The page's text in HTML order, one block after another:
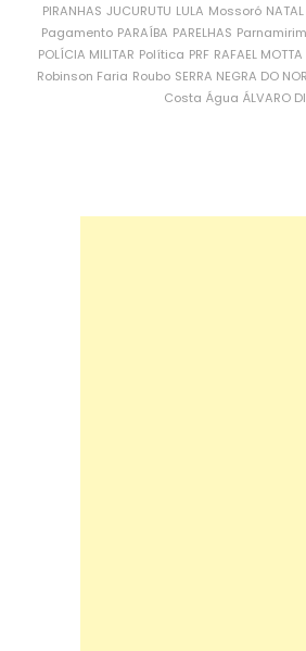
PIRANHAS JUCURUTU LULA Mossoró NATAL
Pagamento PARAÍBA PARELHAS Parnamirim
POLÍCIA MILITAR Política PRF RAFAEL MOTTA
Robinson Faria Roubo SERRA NEGRA DO
Costa Água ÁLVARO